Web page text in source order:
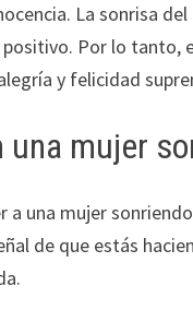
La sonrisa del
Por lo tanto,
y felicidad
una mujer
a una mujer
de que estás